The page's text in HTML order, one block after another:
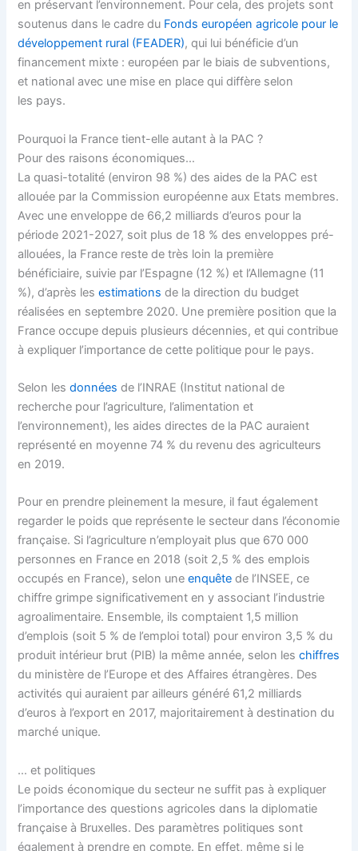
en préservant l’environnement. Pour cela, des projets sont
soutenus dans le cadre du Fonds européen agricole pour le
développement rural (FEADER), qui lui bénéficie d’un
financement mixte : européen par le biais de subventions,
et national avec une mise en place qui diffère selon
les pays.
Pourquoi la France tient-elle autant à la PAC ?
Pour des raisons économiques…
La quasi-totalité (environ 98 %) des aides de la PAC est
allouée par la Commission européenne aux Etats membres.
Avec une enveloppe de 66,2 milliards d’euros pour la
période 2021-2027, soit plus de 18 % des enveloppes pré-
allouées, la France reste de très loin la première
bénéficiaire, suivie par l’Espagne (12 %) et l’Allemagne (11
%), d’après lesestimations de la direction du budget
réalisées en septembre 2020. Une première position que la
France occupe depuis plusieurs décennies, et qui contribue
à expliquer l’importance de cette politique pour le pays.
Selon lesdonnées de l’INRAE (Institut national de
recherche pour l’agriculture, l’alimentation et
l’environnement), les aides directes de la PAC auraient
représenté en moyenne 74 % du revenu des agriculteurs
en 2019.
Pour en prendre pleinement la mesure, il faut également
regarder le poids que représente le secteur dans l’économie
française. Si l’agriculture n’employait plus que 670 000
personnes en France en 2018 (soit 2,5 % des emplois
occupés en France), selon uneenquête de l’INSEE, ce
chiffre grimpe significativement en y associant l’industrie
agroalimentaire. Ensemble, ils comptaient 1,5 million
d’emplois (soit 5 % de l’emploi total) pour environ 3,5 % du
produit intérieur brut (PIB) la même année, selon leschiffres
du ministère de l’Europe et des Affaires étrangères. Des
activités qui auraient par ailleurs généré 61,2 milliards
d’euros à l’export en 2017, majoritairement à destination du
marché unique.
… et politiques
Le poids économique du secteur ne suffit pas à expliquer
l’importance des questions agricoles dans la diplomatie
française à Bruxelles. Des paramètres politiques sont
également à prendre en compte. En effet, même si le